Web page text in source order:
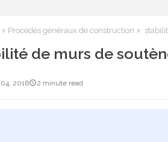
Procédés généraux de construction
de murs de
2016 2 minute read